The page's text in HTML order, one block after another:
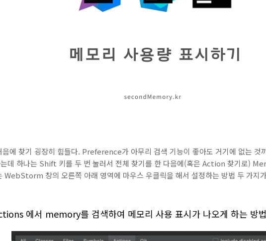
음에 찾기 굉장히 힘들다. Preference가 아무리 검색 기능이 좋아도 거기에 없는 것
는데 하나는 Shift 키를 두 번 눌러서 전체 찾기를 한 다음에(혹은 Action 찾기로)
WebStorm 창의 오른쪽 아래 영역에 마우스 우클릭을 해서 설정하는 방법 두 가지
에서 memory를 검색하여 메모리 사용 표시가 나오게 하는 방